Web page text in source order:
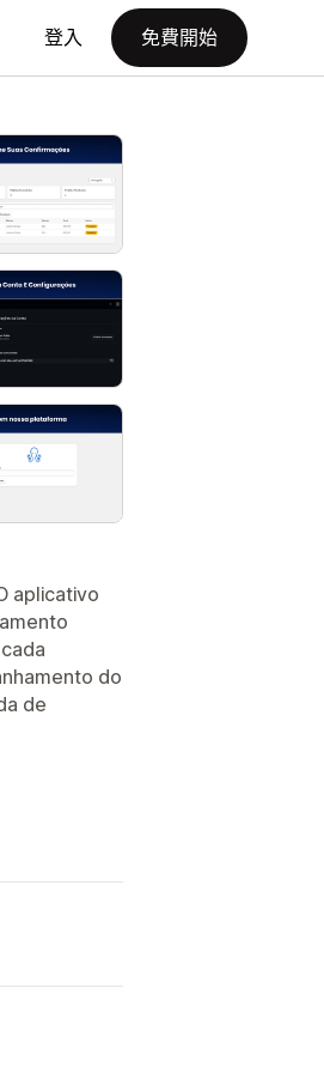
登入 免費開始
aplicativo
do
de